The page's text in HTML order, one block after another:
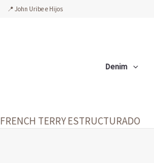
📍 John Uribe e Hijos
Denim
FRENCH TERRY ESTRUCTURADO